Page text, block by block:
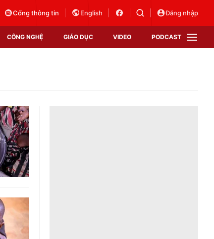
Cổng thông tin English Đăng nhập
CÔNG NGHỆ GIÁO DỤC VIDEO PODCAST
VTV Sức khoẻ